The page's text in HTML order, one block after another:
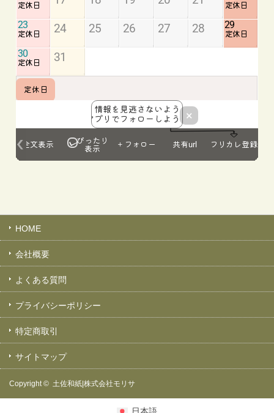
HOME
会社概要
よくある質問
プライバシーポリシー
特定商取引
サイトマップ
Copyright © 土佐和紙|株式会社モリサ